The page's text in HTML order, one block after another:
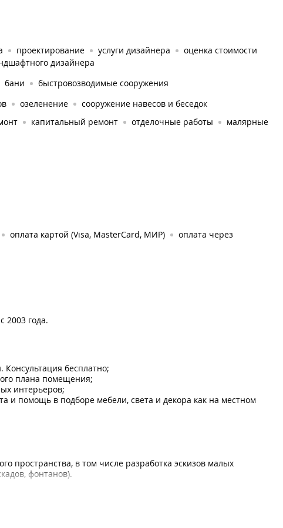
проектирование услуги дизайнера
оценка стоимости
дизайнера
бани
быстровозводимые сооружения
озеленение сооружение навесов и беседок
капитальный ремонт отделочные работы
малярные
оплата картой (Visa, MasterCard, МИР)
оплата через
2003 года.
бесплатно;
плана помещения;​
интерьеров;
и помощь в подборе мебели, света и декора как на местном
пространства, в том числе разработка эскизов малых
фонтанов).